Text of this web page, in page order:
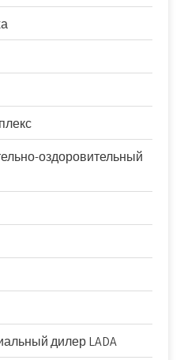
оздоровительный
дилер LADA